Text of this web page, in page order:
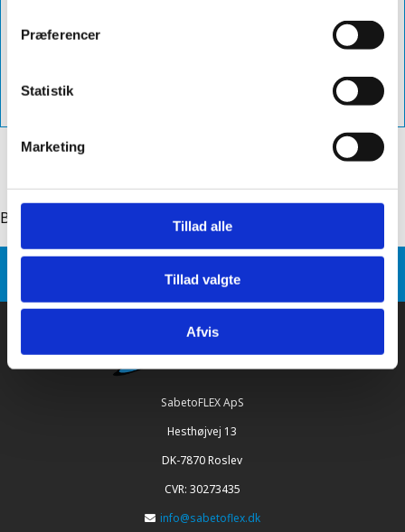
Præferencer
Statistik
Marketing
Tillad alle
Tillad valgte
Afvis
Article No.
VVS No.
Back to: sabetoflex steel pipe flashing, ridge
SabetoFLEX steel pipe flashing, ridge 0150
SabetoFLEX ApS
Hesthøjvej 13
DK-7870 Roslev
CVR: 30273435
info@sabetoflex.dk